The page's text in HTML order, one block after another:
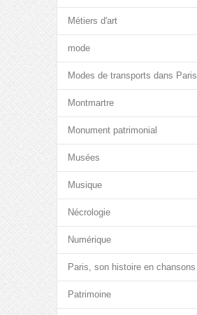
Métiers d'art
mode
Modes de transports dans Paris
Montmartre
Monument patrimonial
Musées
Musique
Nécrologie
Numérique
Paris, son histoire en chansons
Patrimoine